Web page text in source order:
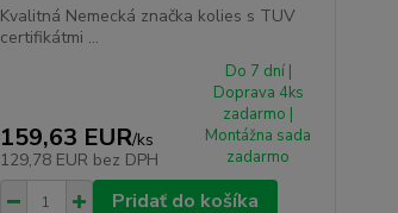
Kvalitná Nemecká značka kolies s TUV
certifikátmi ...
159,63 EUR/ks
129,78 EUR bez DPH
Do 7 dní |
Doprava 4ks
zadarmo |
Montážna sada
zadarmo
Pridať do košíka